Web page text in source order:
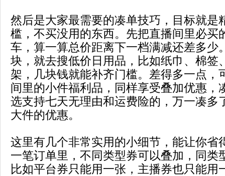
然后是大家最需要的凑单技巧，目标就是
槛，不买没用的东西。先把直播间里必买
车，算一算总价距离下一档满减还差多少
块，就去搜低价日用品，比如纸巾、棉签
架，几块钱就能补齐门槛。差得多一点，
间里的小件福利品，同样享受叠加优惠，
选支持七天无理由和运费险的，万一凑多
大件的优惠。
这里有几个非常实用的小细节，能让你省
一笔订单里，不同类型券可以叠加，同类
比如平台券只能用一张，主播券也只能用